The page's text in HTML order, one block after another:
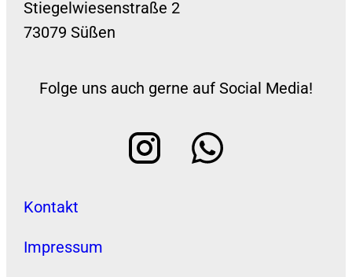
Stiegelwiesenstraße 2
73079 Süßen
Folge uns auch gerne auf Social Media!
Kontakt
Impressum